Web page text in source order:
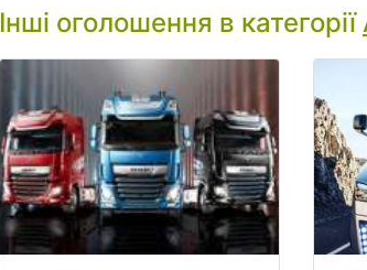
Інші оголошення в категорії